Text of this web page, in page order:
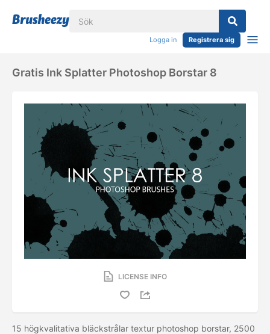
Logga in Registrera sig
Gratis Ink Splatter Photoshop Borstar 8
LICENSE INFO
15 högkvalitativa bläckstrålar textur photoshop borstar, 2500